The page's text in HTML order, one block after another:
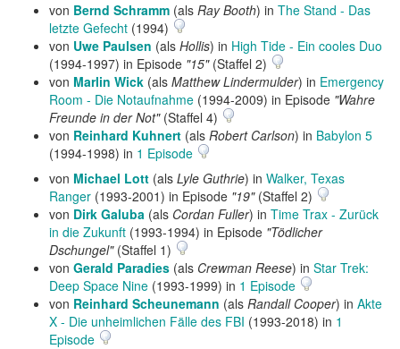
von Bernd Schramm (als Ray Booth) in The Stand - Das
letzte Gefecht (1994)
von Uwe Paulsen (als Hollis) in High Tide - Ein cooles Duo
(1994-1997) in Episode "15"(Staffel 2)
von Marlin Wick (als Matthew Lindermulder) in Emergency
Room - Die Notaufnahme (1994-2009) in Episode "Wahre
Freunde in der Not"(Staffel 4)
von Reinhard Kuhnert (als Robert Carlson) in Babylon 5
(1994-1998) in 1 Episode
von Michael Lott (als Lyle Guthrie) in Walker, Texas
Ranger (1993-2001) in Episode "19"(Staffel 2)
von Dirk Galuba (als Cordan Fuller) in Time Trax - Zurück
in die Zukunft (1993-1994) in Episode "Tödlicher
Dschungel"(Staffel 1)
von Gerald Paradies (als Crewman Reese) in Star Trek:
Deep Space Nine (1993-1999) in 1 Episode
von Reinhard Scheunemann (als Randall Cooper) in Akte
X - Die unheimlichen Fälle des FBI (1993-2018) in 1
Episode